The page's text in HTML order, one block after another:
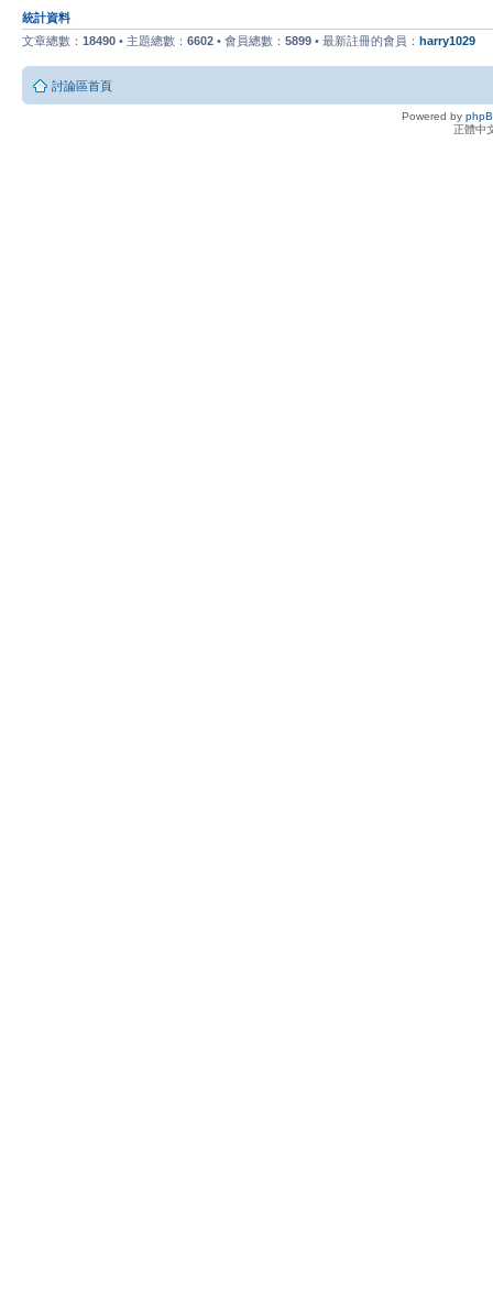
統計資料
文章總數： 18490 • 主題總數： 6602 • 會員總數： 5899 • 最新註冊的會員： harry1029
討論區首頁
Powered by
正體中